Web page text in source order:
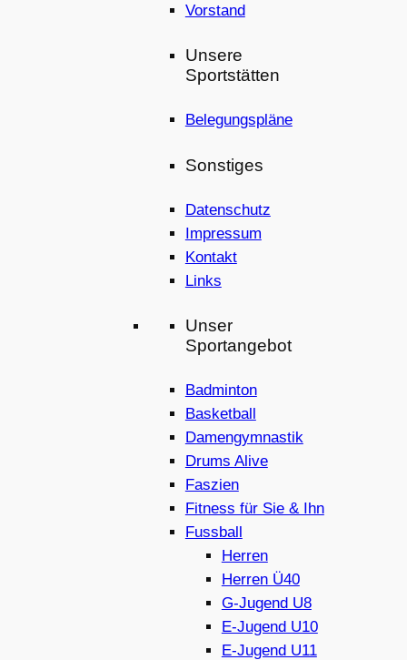
Vorstand
Unsere
Sportstätten
Belegungspläne
Sonstiges
Datenschutz
Impressum
Kontakt
Links
Unser
Sportangebot
Badminton
Basketball
Damengymnastik
Drums Alive
Faszien
Fitness für Sie & Ihn
Fussball
Herren
Herren Ü40
G-Jugend U8
E-Jugend U10
E-Jugend U11